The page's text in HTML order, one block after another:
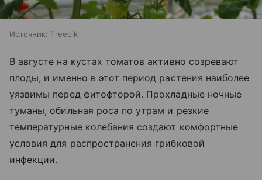
Источник: Freepik
В августе на кустах томатов активно созревают
плоды, и именно в этот период растения наиболее
уязвимы перед фитофторой. Прохладные ночные
туманы, обильная роса по утрам и резкие
температурные колебания создают комфортные
условия для распространения грибковой
инфекции.